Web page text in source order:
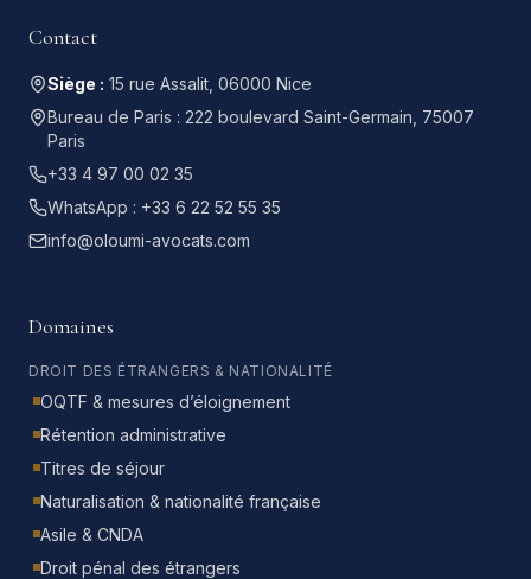
Contact
Siège : 15 rue Assalit, 06000 Nice
Bureau de Paris : 222 boulevard Saint-Germain, 75007
Paris
+33 4 97 00 02 35
WhatsApp : +33 6 22 52 55 35
info@oloumi-avocats.com
Domaines
DROIT DES ÉTRANGERS & NATIONALITÉ
OQTF & mesures d’éloignement
Rétention administrative
Titres de séjour
Naturalisation & nationalité française
Asile & CNDA
Droit pénal des étrangers